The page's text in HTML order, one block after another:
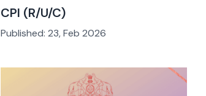
CPI (R/U/C)
Published: 23, Feb 2026